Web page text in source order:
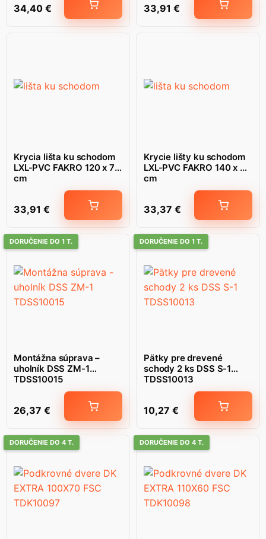
34,40 € 33,91 €
Krycia lišta ku schodom
LXL-PVC FAKRO 120 x 70
cm
33,91 €
Krycie lišty ku schodom
LXL-PVC FAKRO 140 x 86
cm
33,37 €
DORUČENIE DO 1 T.
Montážna súprava –
uholník DSS ZM-1
TDSS10015
26,37 €
DORUČENIE DO 1 T.
Pätky pre drevené
schody 2 ks DSS S-1
TDSS10013
10,27 €
DORUČENIE DO 4 T. DORUČENIE DO 4 T.